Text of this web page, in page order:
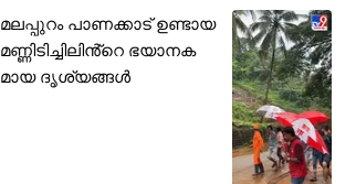
മലപ്പുറം പാണക്കാട് ഉണ്ടായ
മണ്ണിടിച്ചിലിൻ്റെ ഭയാനക
മായ ദൃശ്യങ്ങൾ